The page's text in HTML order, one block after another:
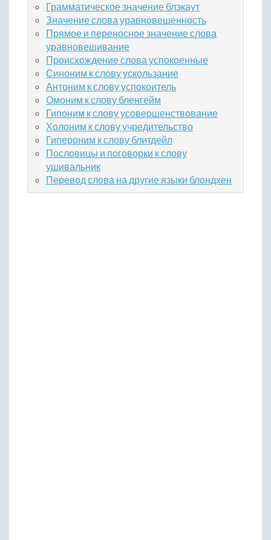
Грамматическое значение блэкаут
Значение слова уравновешенность
Прямое и переносное значение слова
уравновешивание
Происхождение слова успокоенные
Синоним к слову ускользание
Антоним к слову успокоитель
Омоним к слову бленгейм
Гипоним к слову усовершенствование
Холоним к слову учредительство
Гипероним к слову блитдейл
Пословицы и поговорки к слову
ушивальник
Перевод слова на другие языки блондхен